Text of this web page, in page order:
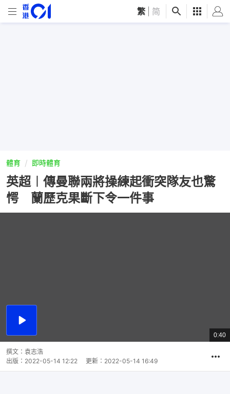
繁 简
體育 即時體育
英超︱傳曼聯兩將操練起衝突隊友也驚
愕 蘭歷克果斷下令一件事
播
總
共
0:40
撰文： 袁志浩
出版： 2022-05-14 12:22 更新： 2022-05-14 16:49